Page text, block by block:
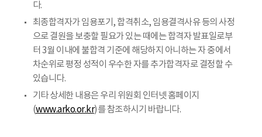
다.
최종합격자가 임용포기, 합격취소, 임용결격사유 등의 사정
으로 결원을 보충할 필요가 있는 때에는 합격자 발표일로부
터 3월 이내에 불합격 기준에 해당하지 아니하는 자 중에서
차순위로 평정 성적이 우수한 자를 추가합격자로 결정할 수
있습니다.
기타 상세한 내용은 우리 위원회 인터넷 홈페이지
(www.arko.or.kr)를 참조하시기 바랍니다.